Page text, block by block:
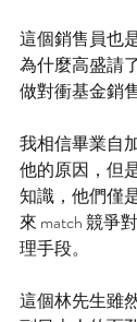
這個銷售員也
為什麼高盛請
做對衝基金銷
我相信畢業自
他的原因，但
知識，他們僅
來 match 競爭
理手段。
這個林先生雖